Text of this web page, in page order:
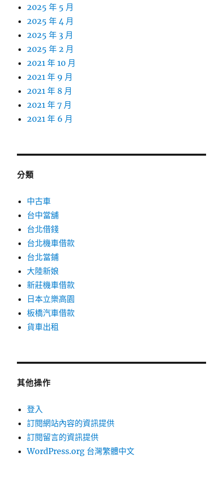
2025 年 5 月
2025 年 4 月
2025 年 3 月
2025 年 2 月
2021 年 10 月
2021 年 9 月
2021 年 8 月
2021 年 7 月
2021 年 6 月
分類
中古車
台中當舖
台北借錢
台北機車借款
台北當鋪
大陸新娘
新莊機車借款
日本立樂高園
板橋汽車借款
貨車出租
其他操作
登入
訂閱網站內容的資訊提供
訂閱留言的資訊提供
WordPress.org 台灣繁體中文